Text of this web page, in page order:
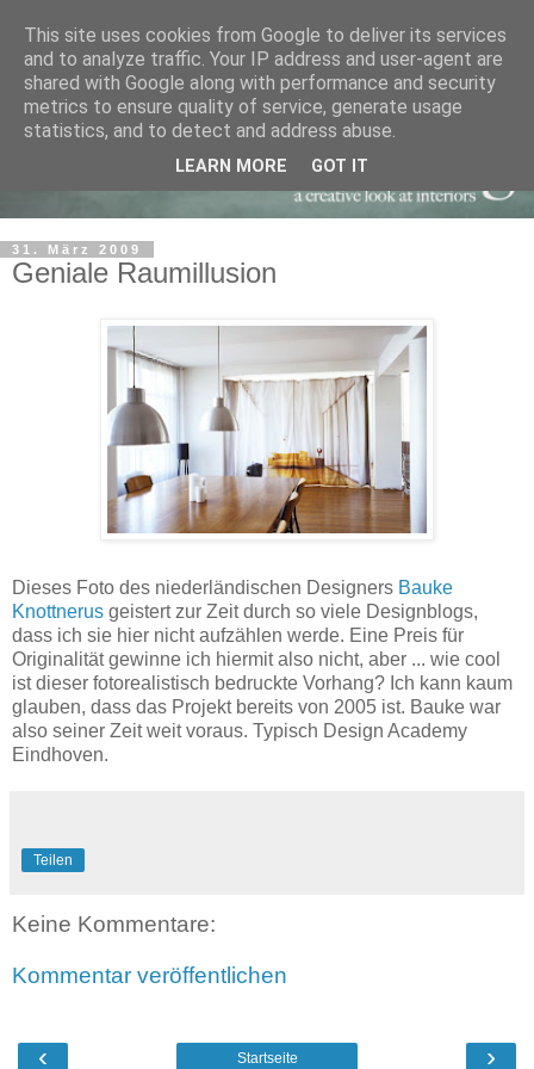
31. März 2009
Geniale Raumillusion
Dieses Foto des niederländischen Designers Bauke
Knottnerus geistert zur Zeit durch so viele Designblogs,
dass ich sie hier nicht aufzählen werde. Eine Preis für
Originalität gewinne ich hiermit also nicht, aber ... wie cool
ist dieser fotorealistisch bedruckte Vorhang? Ich kann kaum
glauben, dass das Projekt bereits von 2005 ist. Bauke war
also seiner Zeit weit voraus. Typisch Design Academy
Eindhoven.
Teilen
Keine Kommentare:
Kommentar veröffentlichen
‹ ›
Startseite
This site uses cookies from Google to deliver its services
and to analyze traffic. Your IP address and user-agent are
shared with Google along with performance and security
metrics to ensure quality of service, generate usage
statistics, and to detect and address abuse.
LEARN MORE GOT IT